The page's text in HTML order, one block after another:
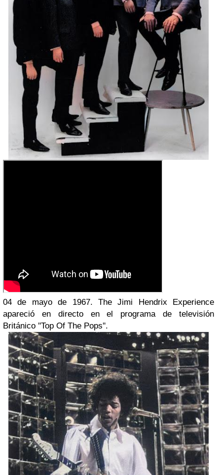
04 de mayo de 1967. The Jimi Hendrix Experience
apareció en directo en el programa de televisión
Británico ''Top Of The Pops''.